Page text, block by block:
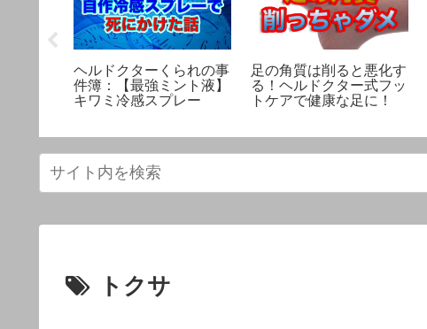
ヘルドクターくられの事
件簿：【最強ミント液】
キワミ冷感スプレー
足の角質は削ると悪化す
る！ヘルドクター式フッ
トケアで健康な足に！
トクサ